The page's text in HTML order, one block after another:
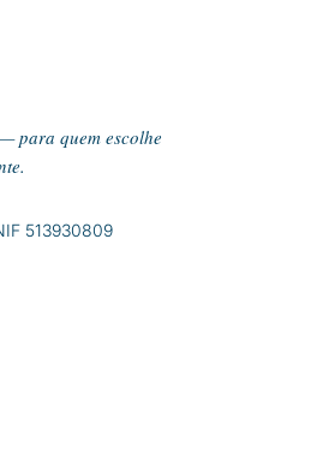
para quem escolhe
513930809